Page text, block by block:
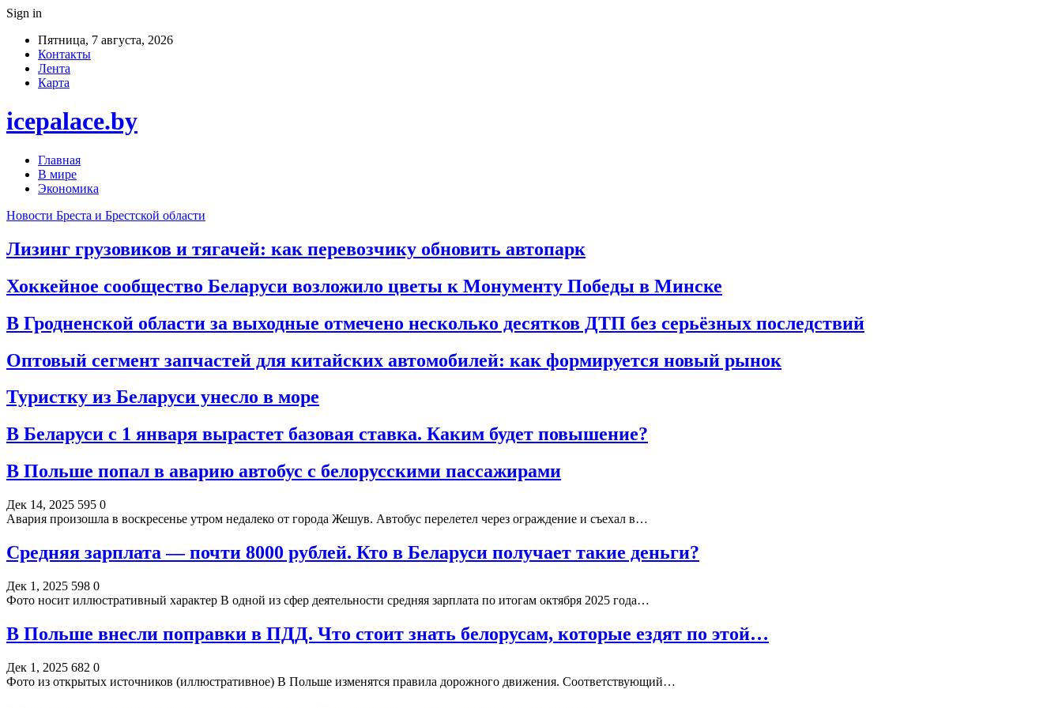
Sign in
Пятница, 7 августа, 2026
Контакты
Лента
Карта
icepalace.by
Главная
В мире
Экономика
Новости Бреста и Брестской области
Лизинг грузовиков и тягачей: как перевозчику обновить автопарк
Хоккейное сообщество Беларуси возложило цветы к Монументу Победы в Минске
В Гродненской области за выходные отмечено несколько десятков ДТП без серьёзных последствий
Оптовый сегмент запчастей для китайских автомобилей: как формируется новый рынок
Туристку из Беларуси унесло в море
В Беларуси с 1 января вырастет базовая ставка. Каким будет повышение?
В Польше попал в аварию автобус с белорусскими пассажирами
Дек 14, 2025 595 0
Авария произошла в воскресенье утром недалеко от города Жешув. Автобус перелетел через ограждение и съехал в…
Средняя зарплата — почти 8000 рублей. Кто в Беларуси получает такие деньги?
Дек 1, 2025 598 0
Фото носит иллюстративный характер В одной из сфер деятельности средняя зарплата по итогам октября 2025 года…
В Польше внесли поправки в ПДД. Что стоит знать белорусам, которые ездят по этой…
Дек 1, 2025 682 0
Фото из открытых источников (иллюстративное) В Польше изменятся правила дорожного движения. Соответствующий…